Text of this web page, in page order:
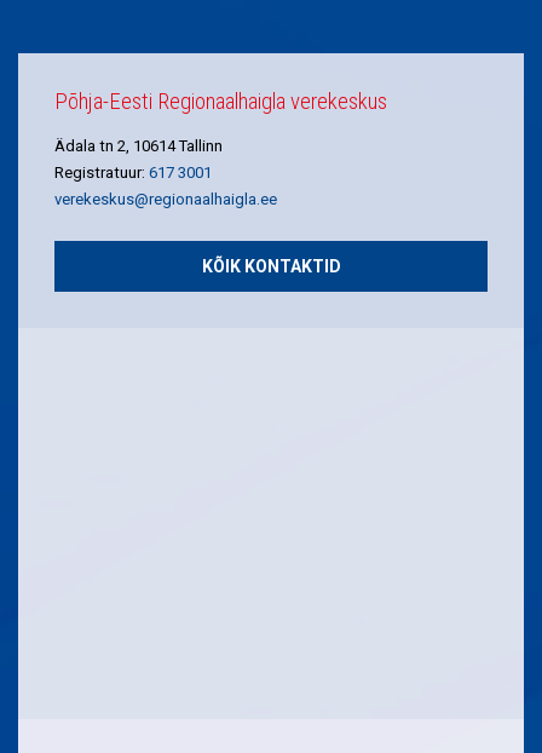
Põhja-Eesti Regionaalhaigla verekeskus
Ädala tn 2, 10614 Tallinn
Registratuur: 617 3001
verekeskus@regionaalhaigla.ee
KÕIK KONTAKTID